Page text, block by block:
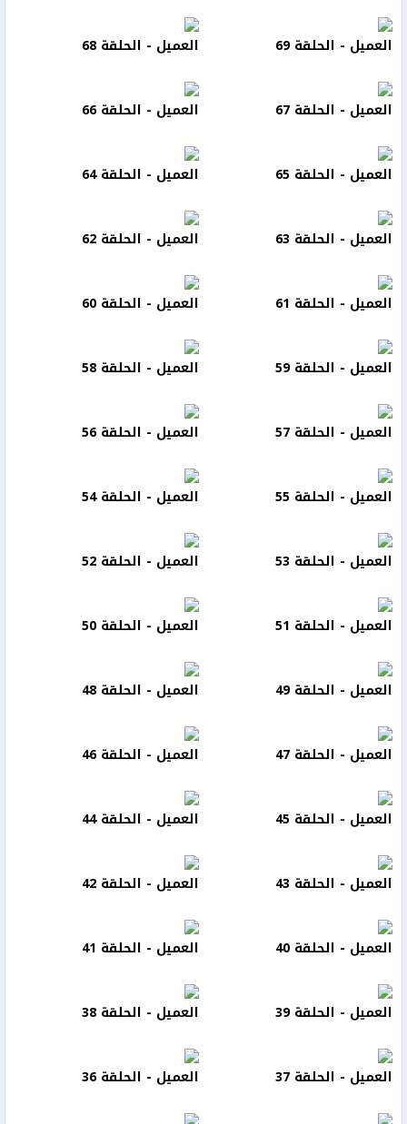
العميل - الحلقة 69 العميل - الحلقة 68
العميل - الحلقة 67 العميل - الحلقة 66
العميل - الحلقة 65 العميل - الحلقة 64
العميل - الحلقة 63 العميل - الحلقة 62
العميل - الحلقة 61 العميل - الحلقة 60
العميل - الحلقة 59 العميل - الحلقة 58
العميل - الحلقة 57 العميل - الحلقة 56
العميل - الحلقة 55 العميل - الحلقة 54
العميل - الحلقة 53 العميل - الحلقة 52
العميل - الحلقة 51 العميل - الحلقة 50
العميل - الحلقة 49 العميل - الحلقة 48
العميل - الحلقة 47 العميل - الحلقة 46
العميل - الحلقة 45 العميل - الحلقة 44
العميل - الحلقة 43 العميل - الحلقة 42
العميل - الحلقة 40 العميل - الحلقة 41
العميل - الحلقة 39 العميل - الحلقة 38
العميل - الحلقة 37 العميل - الحلقة 36